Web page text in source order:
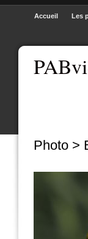
Accueil Les
Photo >